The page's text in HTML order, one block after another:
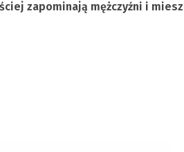
zapominają mężczyźni i